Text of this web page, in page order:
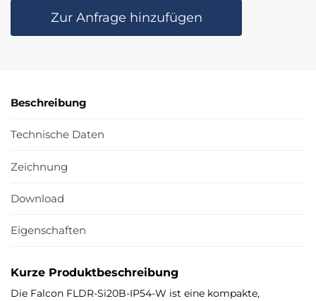
Zur Anfrage hinzufügen
Beschreibung
Technische Daten
Zeichnung
Download
Eigenschaften
Kurze Produktbeschreibung
Die Falcon FLDR-Si20B-IP54-W ist eine kompakte,